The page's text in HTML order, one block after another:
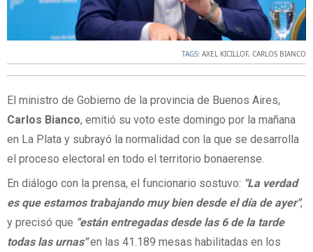
TAGS: AXEL KICILLOF, CARLOS BIANCO
El ministro de Gobierno de la provincia de Buenos Aires,
Carlos Bianco, emitió su voto este domingo por la mañana
en La Plata y subrayó la normalidad con la que se desarrolla
el proceso electoral en todo el territorio bonaerense.
En diálogo con la prensa, el funcionario sostuvo: "La verdad
es que estamos trabajando muy bien desde el día de ayer",
y precisó que "están entregadas desde las 6 de la tarde
todas las urnas" en las 41.189 mesas habilitadas en los